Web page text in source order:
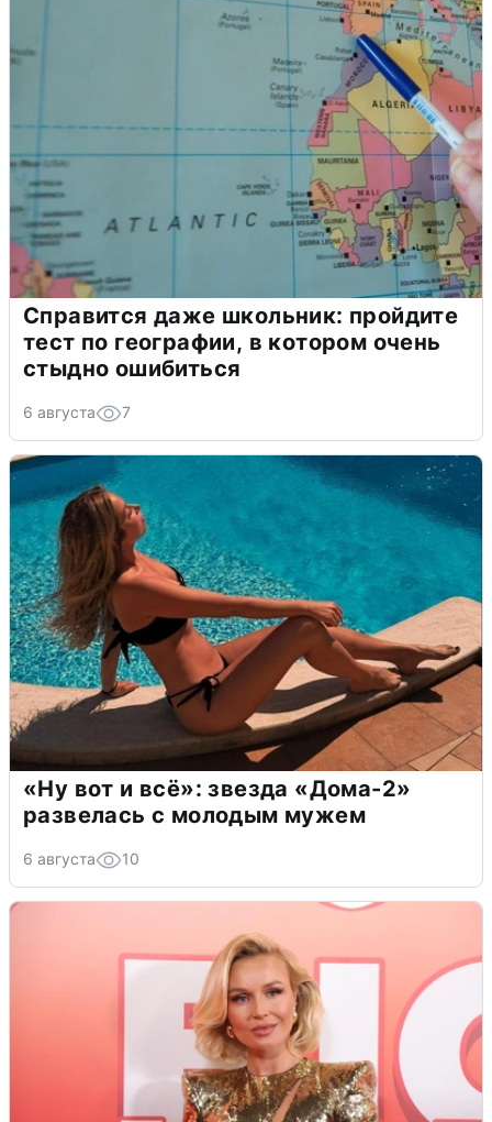
Справится даже школьник: пройдите
тест по географии, в котором очень
стыдно ошибиться
6 августа 7
«Ну вот и всё»: звезда «Дома-2»
развелась с молодым мужем
6 августа 10